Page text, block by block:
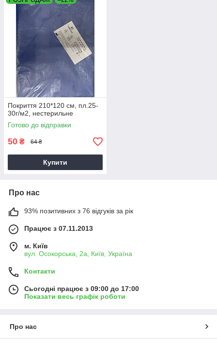
Покриття 210*120 см, пл.25-
30г/м2, нестерильне
Готово до відправки
50 ₴ 64 ₴
Купити
Про нас
93% позитивних з 76 відгуків за рік
Працює з 07.11.2013
м. Київ
вул. Осокорська, 2а, Київ, Україна
Контакти
Сьогодні працює з 09:00 до 17:00
Показати весь графік роботи
Про нас